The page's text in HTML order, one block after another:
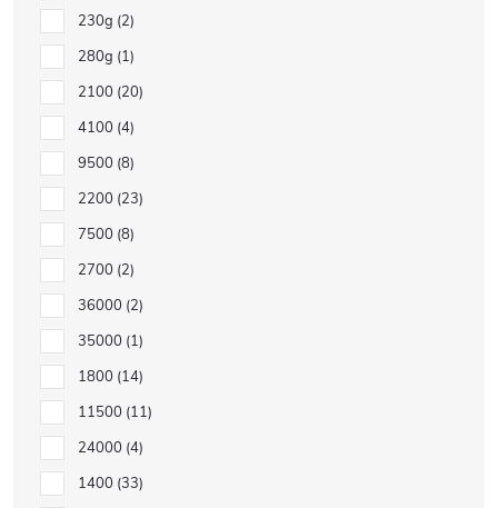
230g 2
280g 1
2100 20
4100 4
9500 8
2200 23
7500 8
2700 2
36000 2
35000 1
1800 14
11500 11
24000 4
1400 33